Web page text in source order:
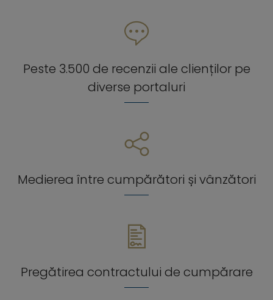
Peste 3.500 de recenzii ale clienților pe
diverse portaluri
Medierea între cumpărători și vânzători
Pregătirea contractului de cumpărare